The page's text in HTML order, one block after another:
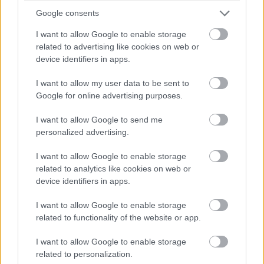
Google consents
I want to allow Google to enable storage
related to advertising like cookies on web or
device identifiers in apps.
I want to allow my user data to be sent to
Google for online advertising purposes.
I want to allow Google to send me
personalized advertising.
I want to allow Google to enable storage
related to analytics like cookies on web or
device identifiers in apps.
I want to allow Google to enable storage
related to functionality of the website or app.
I want to allow Google to enable storage
related to personalization.
Lindbladon. Verstappen viszont egyelőre messze a hetedik
helyen haladó Gaslytól.
Russell viszont fokozatosan közelít Piastrira, már csak fél
A visszajátszásból látszik, hogy Antonelli borzalmasan
visszafulladt a startnál és kiforogtak a kerekei, de a győzelmi
esélyeit legalább ennyire rontja, hogy körök óta nem boldogul
Verstappen vetődött be a hajtűben Lindblad mellé, feljött
nyolcadiknak a holland.